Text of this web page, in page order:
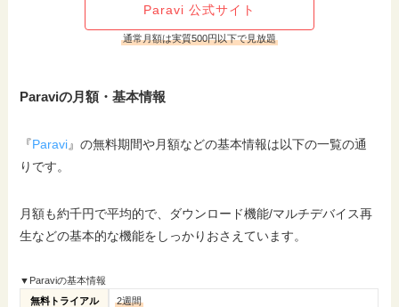
Paravi 公式サイト
通常月額は実質500円以下で見放題
Paraviの月額・基本情報
『Paravi』の無料期間や月額などの基本情報は以下の一覧の通
りです。
月額も約千円で平均的で、ダウンロード機能/マルチデバイス再
生などの基本的な機能をしっかりおさえています。
▼Paraviの基本情報
無料トライアル
2週間